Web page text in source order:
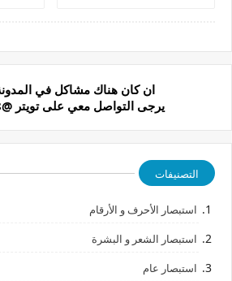
ان كان هناك مشاكل في
يرجى التواصل معي على تويتر @m_m77338
التصنيفات
استبصار الأحرف و الأرقام
استبصار الشعر و البشرة
استبصار عام